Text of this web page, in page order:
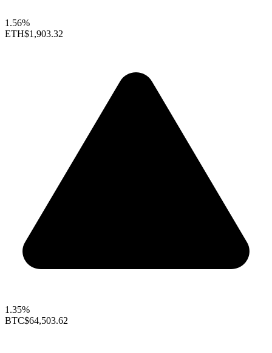
1.56%
ETH$1,903.32
1.35%
BTC$64,503.62